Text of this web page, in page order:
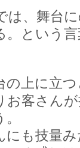
、舞台
という
上に立
客さん
も技量